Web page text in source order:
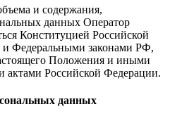
и содержания,
данных Оператор
Конституцией Российской
Федеральными законами РФ,
Положения и иными
актами Российской Федерации.
данных